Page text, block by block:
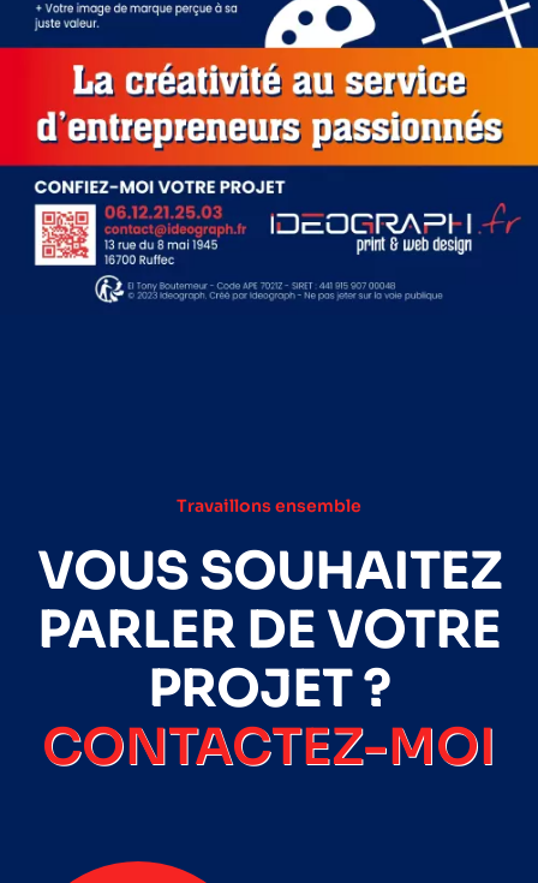
Travaillons ensemble
VOUS SOUHAITEZ
PARLER DE VOTRE
PROJET ?
CONTACTEZ-MOI